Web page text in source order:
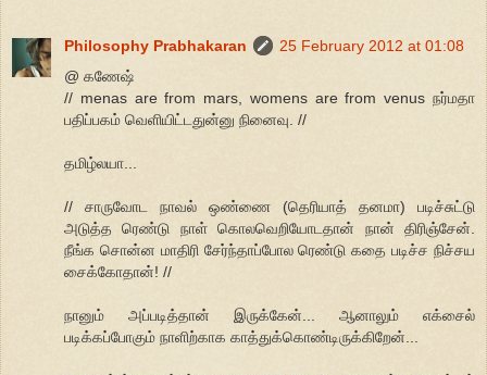
Philosophy Prabhakaran
25 February 2012 at 01:08
@ கணேஷ்
// menas are from mars, womens are from venus நர்மதா
பதிப்பகம் வெளியிட்டதுன்னு நினைவு. //
தமிழ்லயா...
// சாருவோட நாவல் ஒண்ணை (தெரியாத் தனமா) படிச்சுட்டு
அடுத்த ரெண்டு நாள் கொலவெறியோடதான் நான் திரிஞ்சேன்.
நீங்க சொன்ன மாதிரி சேர்ந்தாப்போல ரெண்டு கதை படிச்ச நிச்சய
சைக்கோதான்! //
நானும் அப்படித்தான் இருக்கேன்... ஆனாலும் எக்சைல்
படிக்கப்போகும் நாளிற்காக காத்துக்கொண்டிருக்கிறேன்...